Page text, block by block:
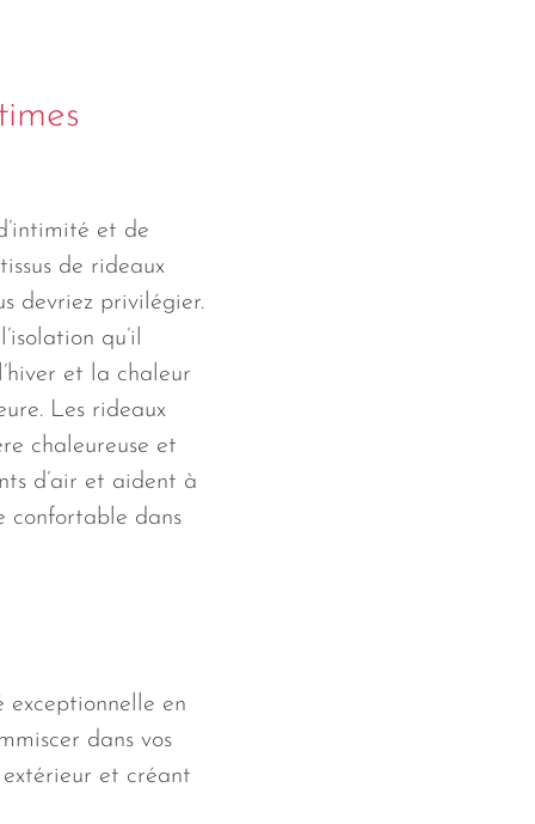
et de
de rideaux
devriez privilégier.
qu’il
et la chaleur
Les rideaux
chaleureuse et
d’air et aident à
confortable dans
exceptionnelle en
dans vos
et créant